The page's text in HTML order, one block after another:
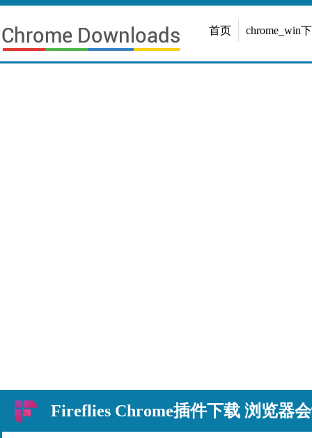
首页 chrome_win
Fireflies Chrome插件下载 浏览器